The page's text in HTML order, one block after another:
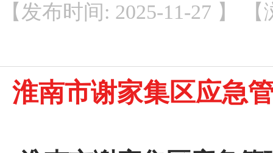
【发布时间: 2025-11-27 】
淮南市谢家集区应急